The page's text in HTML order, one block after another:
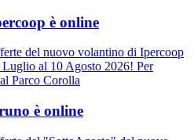
è online
del nuovo volantino di Ipercoop
al 10 Agosto 2026! Per
Parco Corolla
è online